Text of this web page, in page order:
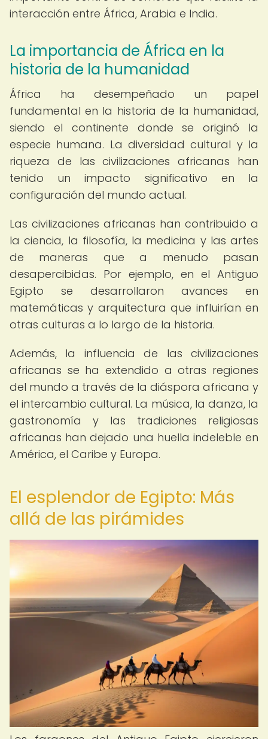
interacción entre África, Arabia e India.
La importancia de África en la
historia de la humanidad
África ha desempeñado un papel
fundamental en la historia de la humanidad,
siendo el continente donde se originó la
especie humana. La diversidad cultural y la
riqueza de las civilizaciones africanas han
tenido un impacto significativo en la
configuración del mundo actual.
Las civilizaciones africanas han contribuido a
la ciencia, la filosofía, la medicina y las artes
de maneras que a menudo pasan
desapercibidas. Por ejemplo, en el Antiguo
Egipto se desarrollaron avances en
matemáticas y arquitectura que influirían en
otras culturas a lo largo de la historia.
Además, la influencia de las civilizaciones
africanas se ha extendido a otras regiones
del mundo a través de la diáspora africana y
el intercambio cultural. La música, la danza, la
gastronomía y las tradiciones religiosas
africanas han dejado una huella indeleble en
América, el Caribe y Europa.
El esplendor de Egipto: Más
allá de las pirámides